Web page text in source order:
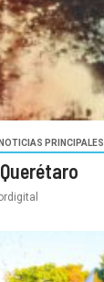
NOTICIAS PRINCIPALES